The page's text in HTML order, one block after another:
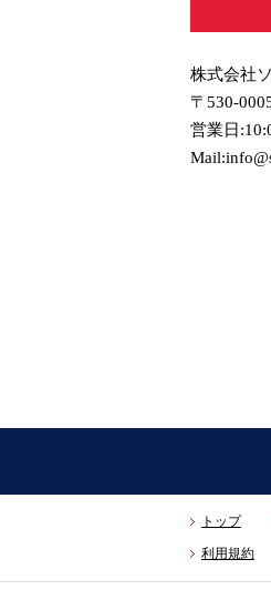
株式会社
〒530-
営業日
トップ
利用規約